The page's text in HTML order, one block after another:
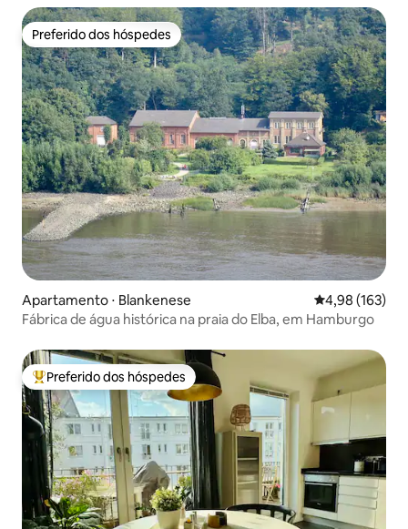
Preferido dos hóspedes
Preferido dos hóspedes
Apartamento ⋅ Blankenese 4,98 de uma
4,98 (163)
Fábrica de água histórica na praia do Elba, em Hamburgo
Entre os melhores preferidos dos hóspedes
Preferido dos hóspedes